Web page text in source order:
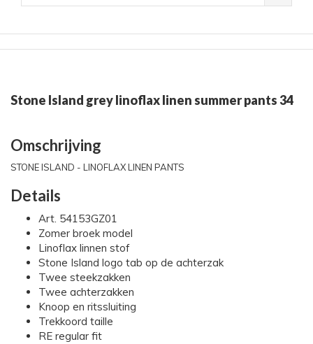
Stone Island grey linoflax linen summer pants 34
Omschrijving
STONE ISLAND - LINOFLAX LINEN PANTS
Details
Art. 54153GZ01
Zomer broek model
Linoflax linnen stof
Stone Island logo tab op de achterzak
Twee steekzakken
Twee achterzakken
Knoop en ritssluiting
Trekkoord taille
RE regular fit